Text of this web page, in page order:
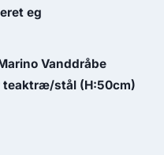
eg
Vanddråbe
stål (H:50cm)